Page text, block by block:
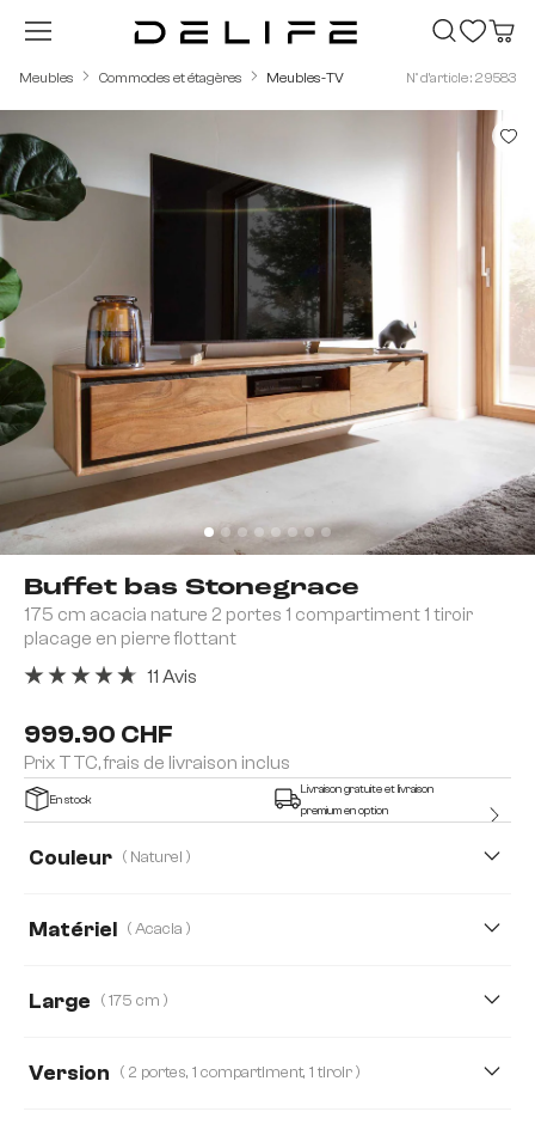
Passer au contenu principal
Meubles Commodes et étagères Meubles-TV N° d'article : 29583
Buffet bas Stonegrace
175 cm acacia nature 2 portes 1 compartiment 1 tiroir
placage en pierre flottant
999.90 CHF
Prix TTC, frais de livraison inclus
11 Avis
En stock
Livraison gratuite et livraison
premium en option
Couleur ( Naturel )
Matériel ( Acacia )
Large ( 175 cm )
Version ( 2 portes, 1 compartiment, 1 tiroir )